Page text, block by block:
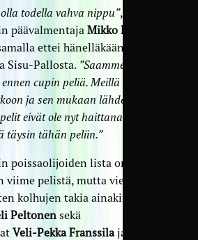
todella vahva nippu”, arvioi
päävalmentaja Mikko Mäkelä
ettei hänelläkään ole sen
Sisu-Pallosta. ”Saamme jälleen
cupin peliä. Meillä on selkeä
ja sen mukaan lähdemme
eivät ole nyt haittana vaan
täysin tähän peliin.”
poissaolijoiden lista on
viime pelistä, mutta vieläkin
kolhujen takia ainakin
Peltonensekä
Veli-Pekka Franssilaja